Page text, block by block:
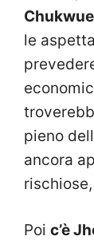
le
pieno
ancora
Poi c’è